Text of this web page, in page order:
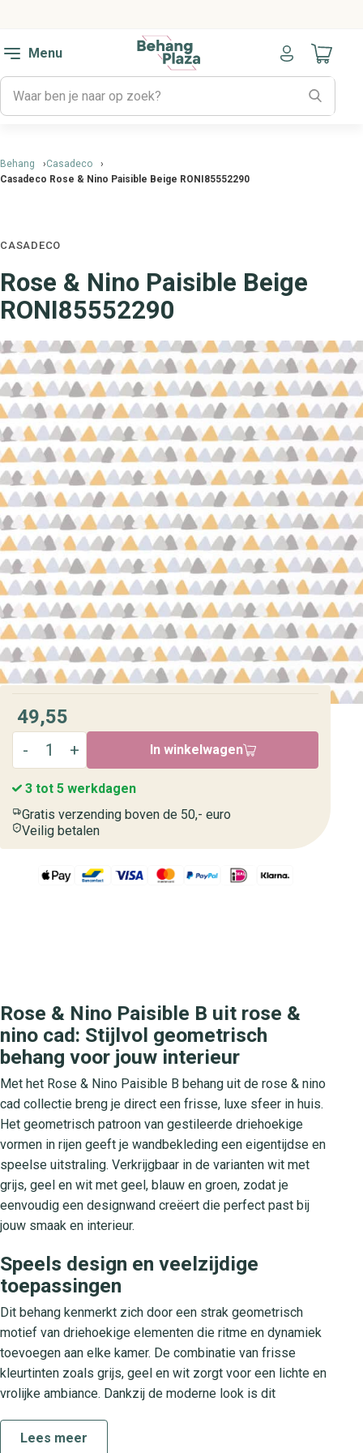
Menu
Naar
Behang
Casadeco
Casadeco Rose & Nino Paisible Beige RONI85552290
CASADECO
Rose & Nino Paisible Beige
RONI85552290
49,55
In winkelwagen
3 tot 5 werkdagen
Gratis verzending boven de 50,- euro
Veilig betalen
Rose & Nino Paisible B uit rose &
nino cad: Stijlvol geometrisch
behang voor jouw interieur
Met het Rose & Nino Paisible B behang uit de rose & nino
cad collectie breng je direct een frisse, luxe sfeer in huis.
Het geometrisch patroon van gestileerde driehoekige
vormen in rijen geeft je wandbekleding een eigentijdse en
speelse uitstraling. Verkrijgbaar in de varianten wit met
grijs, geel en wit met geel, blauw en groen, zodat je
eenvoudig een designwand creëert die perfect past bij
jouw smaak en interieur.
Speels design en veelzijdige
toepassingen
Dit behang kenmerkt zich door een strak geometrisch
motief van driehoekige elementen die ritme en dynamiek
toevoegen aan elke kamer. De combinatie van frisse
kleurtinten zoals grijs, geel en wit zorgt voor een lichte en
vrolijke ambiance. Dankzij de moderne look is dit
woonkamer, een luxe slaapkamer of als accentmuur in een
Lees meer